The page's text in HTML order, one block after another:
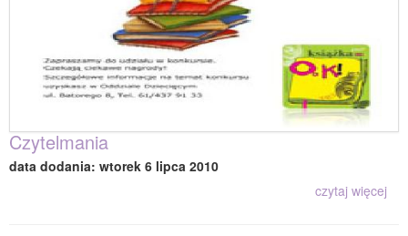
Czytelmania
data dodania: wtorek 6 lipca 2010
czytaj więcej